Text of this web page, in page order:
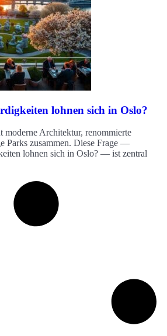
lohnen sich in Oslo?
moderne Architektur, renommierte
Parks zusammen. Diese Frage —
lohnen sich in Oslo? — ist zentral